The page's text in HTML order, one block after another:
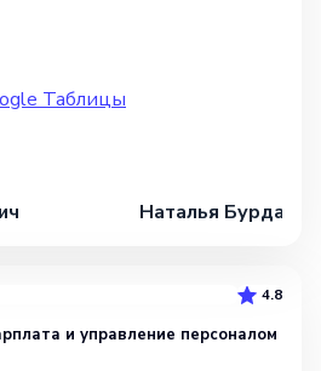
Таблицы
Наталья
4.8
и управление персоналом